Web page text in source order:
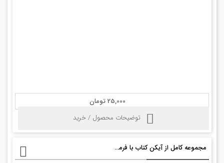
25,000 تومان
توضیحات محصول / خرید
مجموعه کامل از آیکن کتاب با فرمت PSD